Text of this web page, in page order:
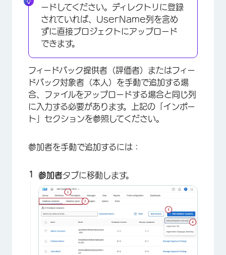
ードしてください。ディレクトリに登録
されていれば、UserName列を含め
ずに直接プロジェクトにアップロード
できます。
フィードバック提供者（評価者）またはフィー
ドバック対象者（本人）を手動で追加する場
合、ファイルをアップロードする場合と同じ列
に入力する必要があります。上記の「インポー
ト」セクションを参照してください。
参加者を手動で追加するには：
参加者タブに移動します。